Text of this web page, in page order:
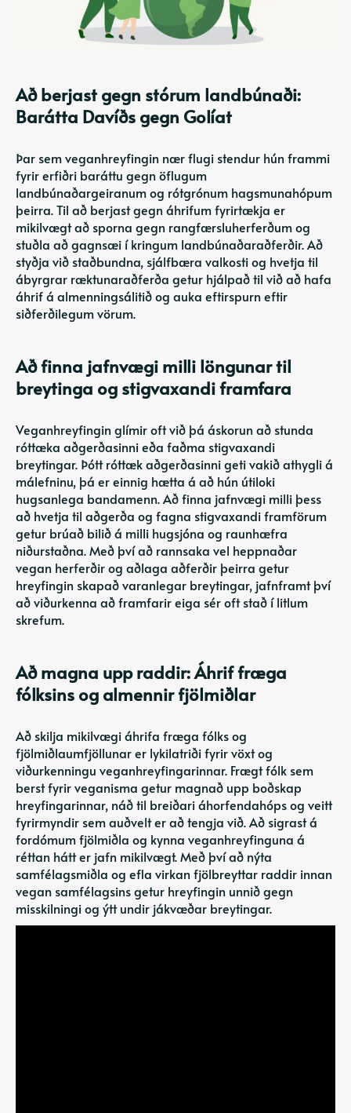
Að berjast gegn stórum landbúnaði:
Barátta Davíðs gegn Golíat
Þar sem veganhreyfingin nær flugi stendur hún frammi
fyrir erfiðri baráttu gegn öflugum
landbúnaðargeiranum og rótgrónum hagsmunahópum
þeirra. Til að berjast gegn áhrifum fyrirtækja er
mikilvægt að sporna gegn rangfærsluherferðum og
stuðla að gagnsæi í kringum landbúnaðaraðferðir. Að
styðja við staðbundna, sjálfbæra valkosti og hvetja til
ábyrgrar ræktunaraðferða getur hjálpað til við að hafa
áhrif á almenningsálitið og auka eftirspurn eftir
siðferðilegum vörum.
Að finna jafnvægi milli löngunar til
breytinga og stigvaxandi framfara
Veganhreyfingin glímir oft við þá áskorun að stunda
róttæka aðgerðasinni eða faðma stigvaxandi
breytingar. Þótt róttæk aðgerðasinni geti vakið athygli á
málefninu, þá er einnig hætta á að hún útiloki
hugsanlega bandamenn. Að finna jafnvægi milli þess
að hvetja til aðgerða og fagna stigvaxandi framförum
getur brúað bilið á milli hugsjóna og raunhæfra
niðurstaðna. Með því að rannsaka vel heppnaðar
vegan herferðir og aðlaga aðferðir þeirra getur
hreyfingin skapað varanlegar breytingar, jafnframt því
að viðurkenna að framfarir eiga sér oft stað í litlum
skrefum.
Að magna upp raddir: Áhrif fræga
fólksins og almennir fjölmiðlar
Að skilja mikilvægi áhrifa fræga fólks og
fjölmiðlaumfjöllunar er lykilatriði fyrir vöxt og
viðurkenningu veganhreyfingarinnar. Frægt fólk sem
berst fyrir veganisma getur magnað upp boðskap
hreyfingarinnar, náð til breiðari áhorfendahóps og veitt
fyrirmyndir sem auðvelt er að tengja við. Að sigrast á
fordómum fjölmiðla og kynna veganhreyfinguna á
réttan hátt er jafn mikilvægt. Með því að nýta
samfélagsmiðla og efla virkan fjölbreyttar raddir innan
vegan samfélagsins getur hreyfingin unnið gegn
misskilningi og ýtt undir jákvæðar breytingar.